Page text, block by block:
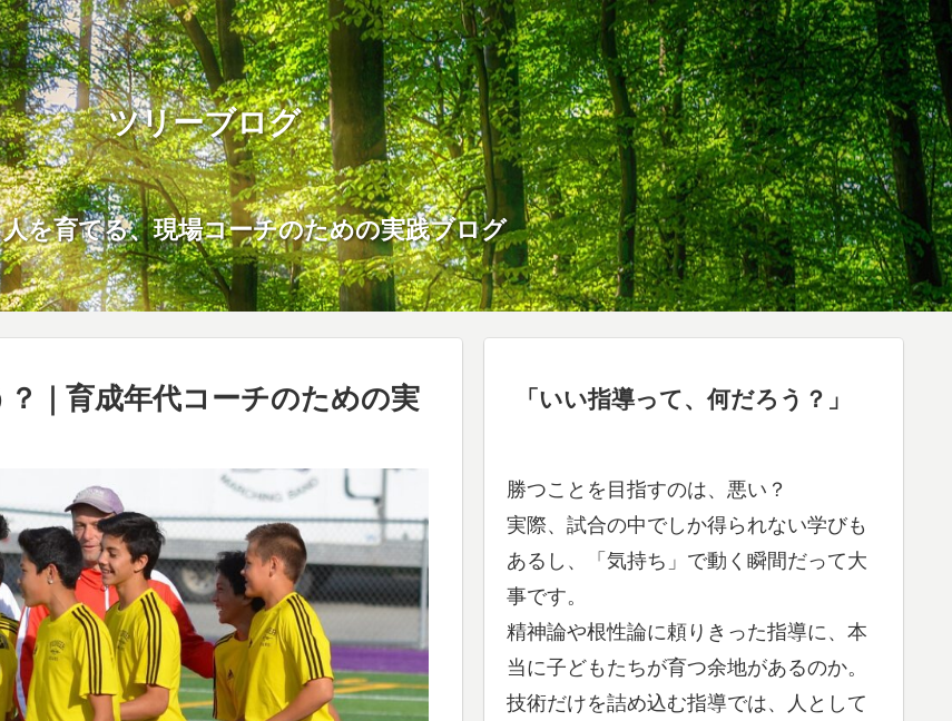
ツリーブログ
を育てる、現場コーチのための実践ブログ
｜育成年代コーチのための実
「いい指導って、何だろう？」
勝つことを目指すのは、悪い？
実際、試合の中でしか得られない学びも
あるし、「気持ち」で動く瞬間だって大
事です。
精神論や根性論に頼りきった指導に、本
当に子どもたちが育つ余地があるのか。
技術だけを詰め込む指導では、人として